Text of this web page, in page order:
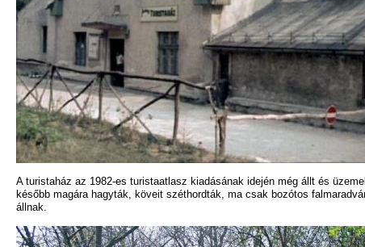
A turistaház az 1982-es turistaatlasz kiadásának idején még állt és
később magára hagyták, köveit széthordták, ma csak bozótos
állnak.